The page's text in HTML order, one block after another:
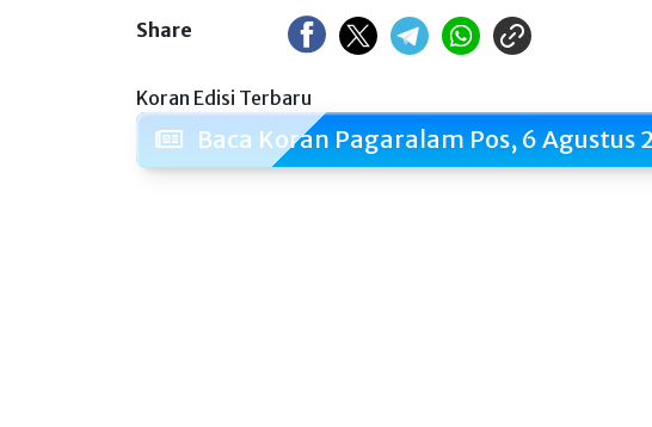
Share
Koran Edisi Terbaru
Baca Koran Pagaralam Pos, 6 Agustus